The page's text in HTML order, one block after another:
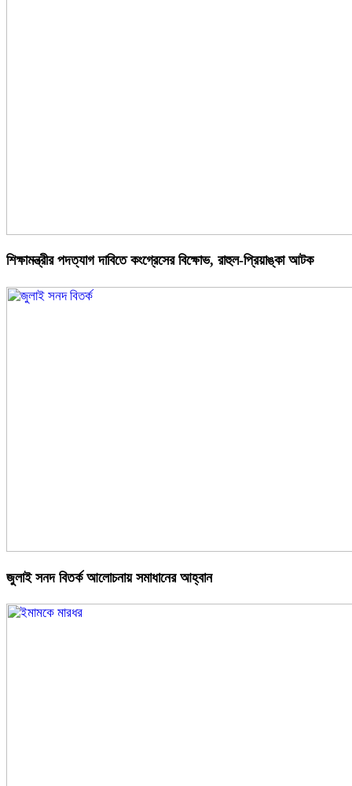
শিক্ষামন্ত্রীর পদত্যাগ দাবিতে কংগ্রেসের বিক্ষোভ, রাহুল-প্রিয়াঙ্কা আটক
জুলাই সনদ বিতর্ক আলোচনায় সমাধানের আহ্বান